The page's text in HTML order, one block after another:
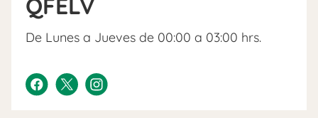
QFELV
De Lunes a Jueves de 00:00 a 03:00 hrs.